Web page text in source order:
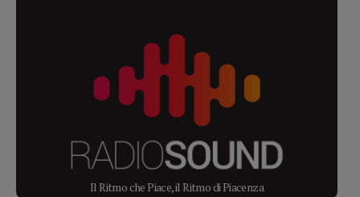
Il Ritmo che Piace, il Ritmo di Piacenza